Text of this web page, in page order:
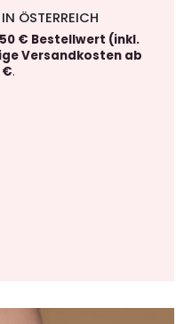
ÖSTERREICH
€ Bestellwert (inkl.
Versandkosten ab
€.